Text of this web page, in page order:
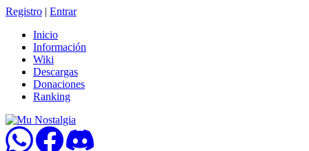
Registro | Entrar
Inicio
Información
Wiki
Descargas
Donaciones
Ranking